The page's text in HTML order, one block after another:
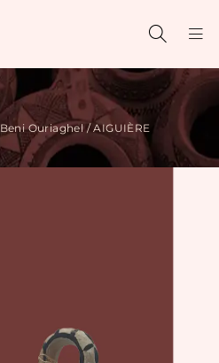
Beni Ouriaghel / AIGUIÈRE